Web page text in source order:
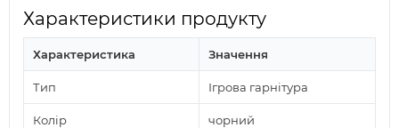
Характеристики продукту
Характеристика Значення
Тип Ігрова гарнітура
Колір чорний